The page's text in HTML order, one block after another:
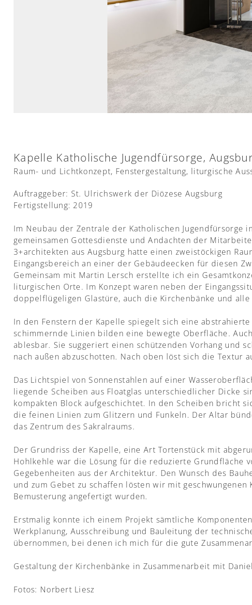
Kapelle Katholische Jugendfürsorge,
Raum- und Lichtkonzept, Fenstergestaltung, liturgische
Auftraggeber: St. Ulrichswerk der Diözese Augsburg
Fertigstellung: 2019
Im Neubau der Zentrale der Katholischen Jugendfürsorge
gemeinsamen Gottesdienste und Andachten der
3+architekten aus Augsburg hatte einen zweistöckigen
Eingangsbereich an einer der Gebäudeecken für diesen
Gemeinsam mit Martin Lersch erstellte ich ein
liturgischen Orte. Im Konzept waren neben der
doppelflügeligen Glastüre, auch die Kirchenbänke und
In den Fenstern der Kapelle spiegelt sich eine
schimmernde Linien bilden eine bewegte Oberfläche.
ablesbar. Sie suggeriert einen schützenden Vorhang und
nach außen abzuschotten. Nach oben löst sich die Textur
Das Lichtspiel von Sonnenstahlen auf einer
liegende Scheiben aus Floatglas unterschiedlicher Dicke
kompakten Block aufgeschichtet. In den Scheiben bricht
die feinen Linien zum Glitzern und Funkeln. Der Altar
das Zentrum des Sakralraums.
Der Grundriss der Kapelle, eine Art Tortenstück mit
Hohlkehle war die Lösung für die reduzierte Grundfläche
Gegebenheiten aus der Architektur. Den Wunsch des
und zum Gebet zu schaffen lösten wir mit
Bemusterung angefertigt wurden.
Erstmalig konnte ich einem Projekt sämtliche
Werkplanung, Ausschreibung und Bauleitung der
übernommen, bei denen ich mich für die gute
Gestaltung der Kirchenbänke in Zusammenarbeit mit
Fotos: Norbert Liesz